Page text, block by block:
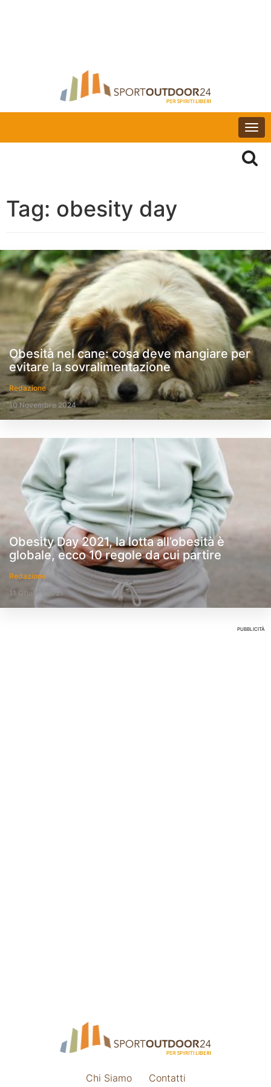
Tag: obesity day
Obesità nel cane: cosa deve mangiare per
evitare la sovralimentazione
Redazione
10 Novembre 2024
Obesity Day 2021, la lotta all’obesità è
globale, ecco 10 regole da cui partire
Redazione
11 Ottobre 2021
PUBBLICITÀ
Chi Siamo Contatti